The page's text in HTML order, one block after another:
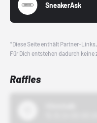
SneakerAsk
*Diese Seite enthält Partner-
Für Dich entstehen dadurch keine
Raffles